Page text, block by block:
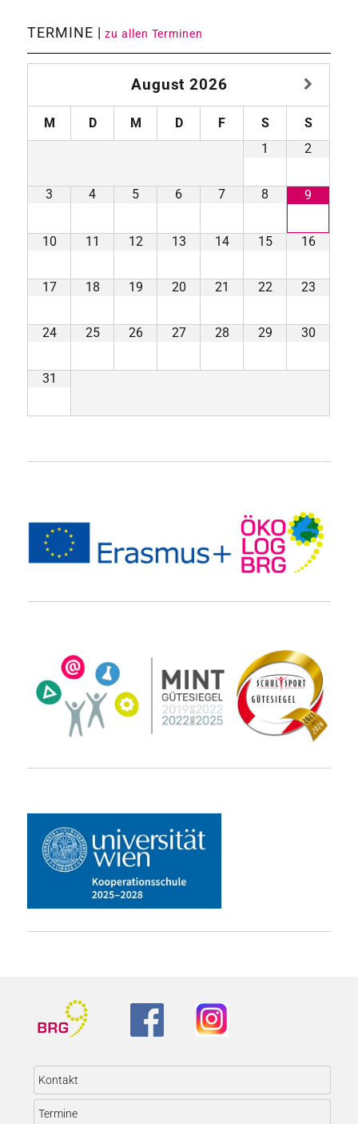
TERMINE |zu allen Terminen
August 2026
M D M D F S
S
1
2
3 4 5 6 7 8 9
10 11 12 13 14 15 16
17 18 19 20 21 22 23
24 25 26 27 28 29 30
31
Kontakt
Termine